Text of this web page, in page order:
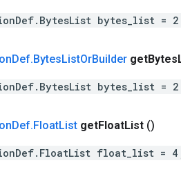
bytes_list =
Def.BytesListOrBuilder getBytes
bytes_list =
Def.FloatList getFloatList ()
float_list =